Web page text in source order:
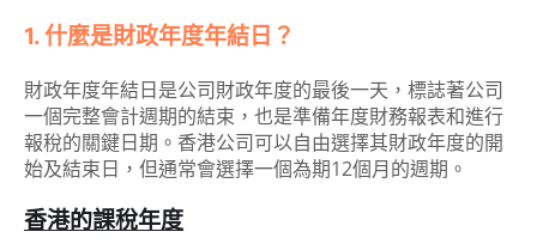
1. 什麼是財政年度年結日？
財政年度年結日是公司財政年度的最後一天，標誌著公司
一個完整會計週期的結束，也是準備年度財務報表和進行
報稅的關鍵日期。香港公司可以自由選擇其財政年度的開
始及結束日，但通常會選擇一個為期12個月的週期。
香港的課稅年度